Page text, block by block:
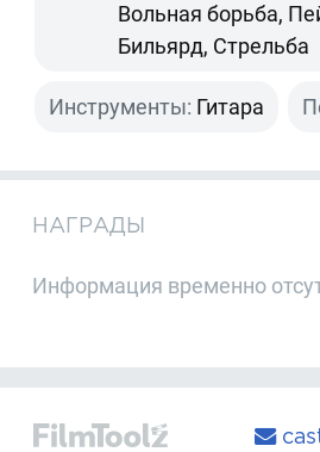
Вольная борьба,
Бильярд, Стрельба
Инструменты: Гитара
НАГРАДЫ
Информация временно